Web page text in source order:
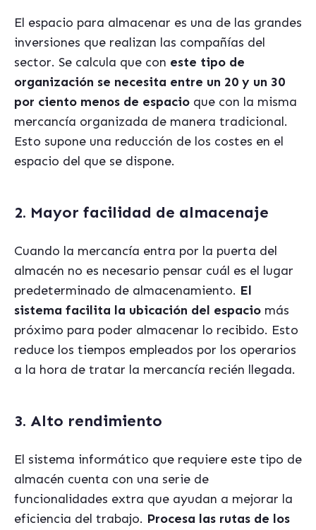
El espacio para almacenar es una de las grandes
inversiones que realizan las compañías del
sector. Se calcula que con este tipo de
organización se necesita entre un 20 y un 30
por ciento menos de espacio que con la misma
mercancía organizada de manera tradicional.
Esto supone una reducción de los costes en el
espacio del que se dispone.
2. Mayor facilidad de almacenaje
Cuando la mercancía entra por la puerta del
almacén no es necesario pensar cuál es el lugar
predeterminado de almacenamiento. El
sistema facilita la ubicación del espacio más
próximo para poder almacenar lo recibido. Esto
reduce los tiempos empleados por los operarios
a la hora de tratar la mercancía recién llegada.
3. Alto rendimiento
El sistema informático que requiere este tipo de
almacén cuenta con una serie de
funcionalidades extra que ayudan a mejorar la
eficiencia del trabajo. Procesa las rutas de los